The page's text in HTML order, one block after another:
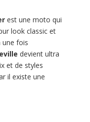
est une moto qui
look classic et
une fois
devient ultra
et de styles
il existe une